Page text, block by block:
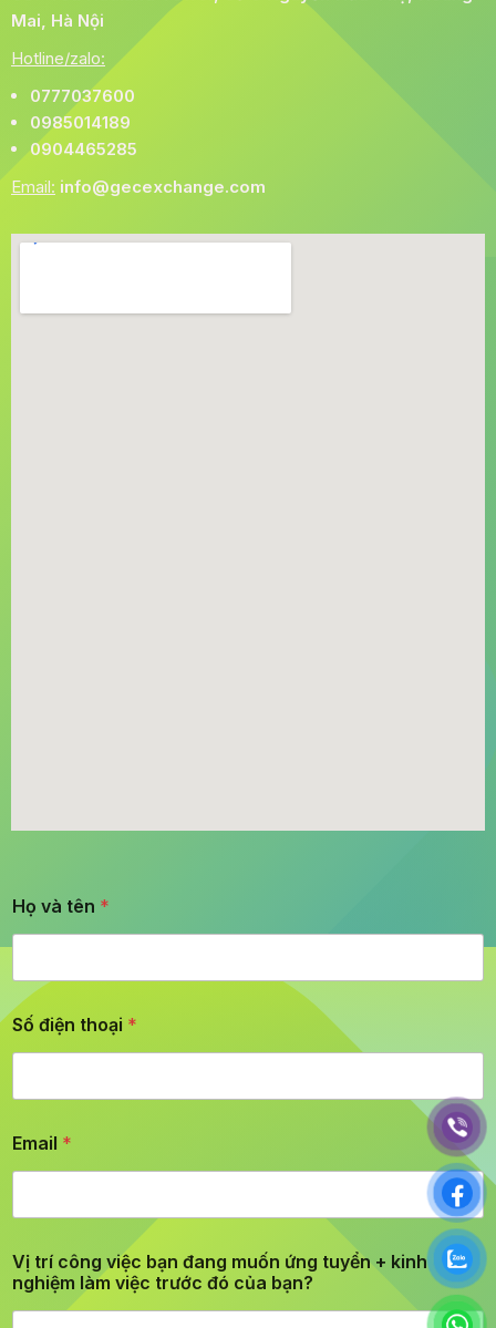
Mai, Hà Nội
Hotline/zalo:
0777037600
0985014189
0904465285
Email: info@gecexchange.com
Họ và tên *
Số điện thoại *
Email *
Vị trí công việc bạn đang muốn ứng tuyển + kinh
nghiệm làm việc trước đó của bạn?